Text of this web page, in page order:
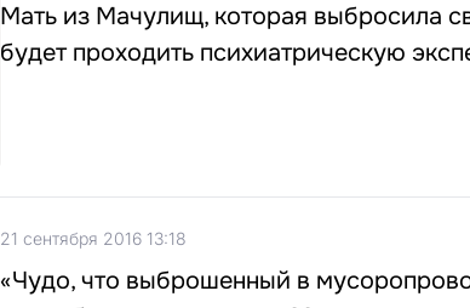
Мать из Мачулищ, которая выбросила
будет проходить психиатрическую
21 сентября 2016 13:18
«Чудо, что выброшенный в